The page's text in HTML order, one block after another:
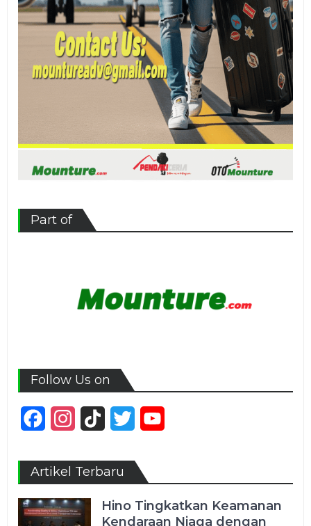
Part of
Follow Us on
FacebookInstagram
TikTok Twitter
Artikel Terbaru
Hino Tingkatkan Keamanan
Kendaraan Niaga dengan